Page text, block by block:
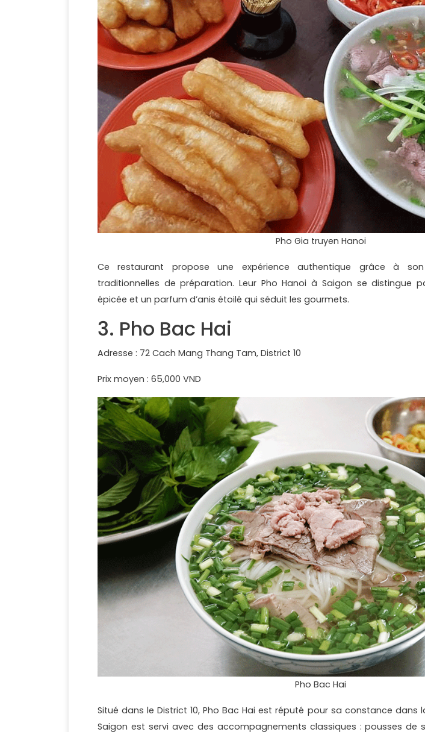
Pho Gia truyen Hanoi
Ce restaurant propose une expérience authentique grâce à
traditionnelles de préparation. Leur Pho Hanoi à Saigon se distingue
épicée et un parfum d’anis étoilé qui séduit les gourmets.
3. Pho Bac Hai
Adresse : 72 Cach Mang Thang Tam, District 10
Prix moyen : 65,000 VND
Pho Bac Hai
Situé dans le District 10, Pho Bac Hai est réputé pour sa constance dans
Saigon est servi avec des accompagnements classiques : pousses de